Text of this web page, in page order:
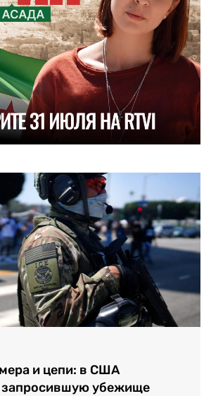
и цепи: в США
убежище